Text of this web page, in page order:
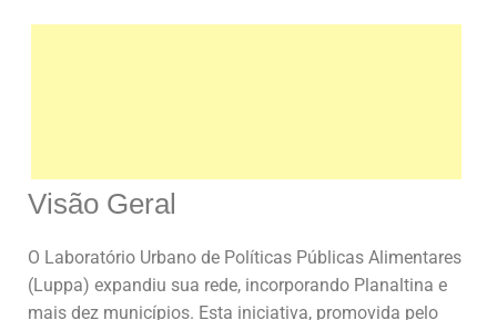
Visão Geral
O Laboratório Urbano de Políticas Públicas Alimentares
(Luppa) expandiu sua rede, incorporando Planaltina e
mais dez municípios. Esta iniciativa, promovida pelo